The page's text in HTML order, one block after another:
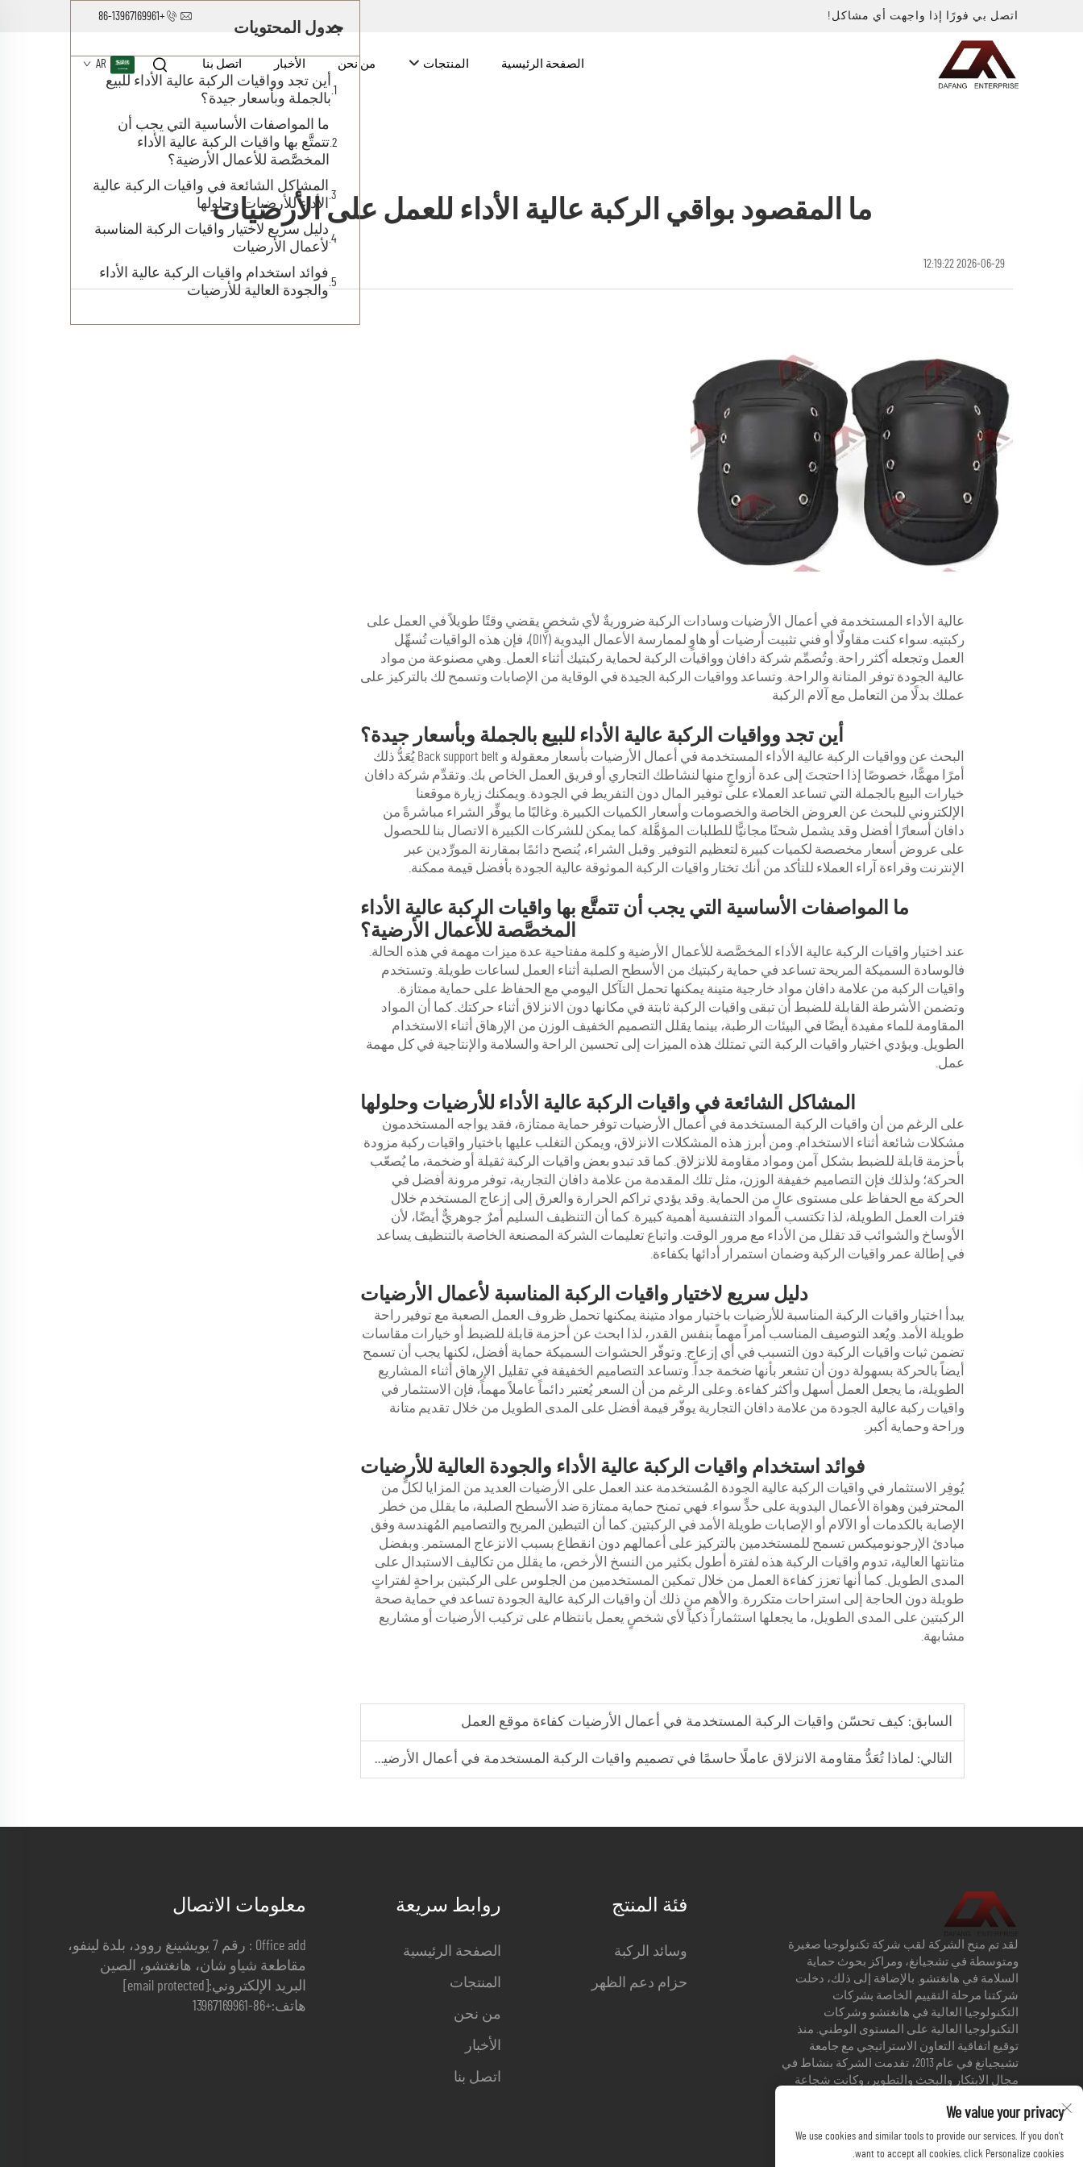
اتصل بي فورًا إذا واجهت أي مشاكل! +86-13967169961
الصفحة الرئيسية المنتجات من نحن الأخبار اتصل بنا AR
ما المقصود بواقي الركبة عالية الأداء للعمل على الأرضيات
2026-06-29 12:19:22
عالية الأداء المستخدمة في أعمال الأرضيات وسادات الركبة ضروريةٌ لأي شخصٍ يقضي وقتًا طويلاً في العمل على
ركبتيه. سواء كنت مقاولًا أو فني تثبيت أرضيات أو هاوٍ لممارسة الأعمال اليدوية (DIY)، فإن هذه الواقيات تُسهِّل
العمل وتجعله أكثر راحة. وتُصمِّم شركة دافان وواقيات الركبة لحماية ركبتيك أثناء العمل. وهي مصنوعة من مواد
عالية الجودة توفر المتانة والراحة. وتساعد وواقيات الركبة الجيدة في الوقاية من الإصابات وتسمح لك بالتركيز على
عملك بدلًا من التعامل مع آلام الركبة
أين تجد وواقيات الركبة عالية الأداء للبيع بالجملة وبأسعار جيدة؟
البحث عن وواقيات الركبة عالية الأداء المستخدمة في أعمال الأرضيات بأسعار معقولة و Back support belt يُعَدُّ ذلك
أمرًا مهمًّا، خصوصًا إذا احتجتَ إلى عدة أزواجٍ منها لنشاطك التجاري أو فريق العمل الخاص بك. وتقدِّم شركة دافان
خيارات البيع بالجملة التي تساعد العملاء على توفير المال دون التفريط في الجودة. ويمكنك زيارة موقعنا
الإلكتروني للبحث عن العروض الخاصة والخصومات وأسعار الكميات الكبيرة. وغالبًا ما يوفِّر الشراء مباشرةً من
دافان أسعارًا أفضل وقد يشمل شحنًا مجانيًّا للطلبات المؤهَّلة. كما يمكن للشركات الكبيرة الاتصال بنا للحصول
على عروض أسعار مخصصة لكميات كبيرة لتعظيم التوفير. وقبل الشراء، يُنصح دائمًا بمقارنة المورِّدين عبر
الإنترنت وقراءة آراء العملاء للتأكد من أنك تختار واقيات الركبة الموثوقة عالية الجودة بأفضل قيمة ممكنة.
ما المواصفات الأساسية التي يجب أن تتمتَّع بها واقيات الركبة عالية الأداء
المخصَّصة للأعمال الأرضية؟
عند اختيار واقيات الركبة عالية الأداء المخصَّصة للأعمال الأرضية و كلمة مفتاحية عدة ميزات مهمة في هذه الحالة.
فالوسادة السميكة المريحة تساعد في حماية ركبتيك من الأسطح الصلبة أثناء العمل لساعات طويلة. وتستخدم
واقيات الركبة من علامة دافان مواد خارجية متينة يمكنها تحمل التآكل اليومي مع الحفاظ على حماية ممتازة.
وتضمن الأشرطة القابلة للضبط أن تبقى واقيات الركبة ثابتة في مكانها دون الانزلاق أثناء حركتك. كما أن المواد
المقاومة للماء مفيدة أيضًا في البيئات الرطبة، بينما يقلل التصميم الخفيف الوزن من الإرهاق أثناء الاستخدام
الطويل. ويؤدي اختيار واقيات الركبة التي تمتلك هذه الميزات إلى تحسين الراحة والسلامة والإنتاجية في كل مهمة
عمل.
المشاكل الشائعة في واقيات الركبة عالية الأداء للأرضيات وحلولها
على الرغم من أن واقيات الركبة المستخدمة في أعمال الأرضيات توفر حماية ممتازة، فقد يواجه المستخدمون
مشكلات شائعة أثناء الاستخدام. ومن أبرز هذه المشكلات الانزلاق، ويمكن التغلب عليها باختيار واقيات ركبة مزودة
بأحزمة قابلة للضبط بشكل آمن ومواد مقاومة للانزلاق. كما قد تبدو بعض واقيات الركبة ثقيلة أو ضخمة، ما يُصعّب
الحركة؛ ولذلك فإن التصاميم خفيفة الوزن، مثل تلك المقدمة من علامة دافان التجارية، توفر مرونة أفضل في
الحركة مع الحفاظ على مستوى عالٍ من الحماية. وقد يؤدي تراكم الحرارة والعرق إلى إزعاج المستخدم خلال
فترات العمل الطويلة، لذا تكتسب المواد التنفسية أهمية كبيرة. كما أن التنظيف السليم أمرٌ جوهريٌّ أيضًا، لأن
الأوساخ والشوائب قد تقلل من الأداء مع مرور الوقت. واتباع تعليمات الشركة المصنعة الخاصة بالتنظيف يساعد
في إطالة عمر واقيات الركبة وضمان استمرار أدائها بكفاءة.
دليل سريع لاختيار واقيات الركبة المناسبة لأعمال الأرضيات
يبدأ اختيار واقيات الركبة المناسبة للأرضيات باختيار مواد متينة يمكنها تحمل ظروف العمل الصعبة مع توفير راحة
طويلة الأمد. ويُعد التوصيف المناسب أمراً مهماً بنفس القدر، لذا ابحث عن أحزمة قابلة للضبط أو خيارات مقاسات
تضمن ثبات واقيات الركبة دون التسبب في أي إزعاج. وتوفّر الحشوات السميكة حماية أفضل، لكنها يجب أن تسمح
أيضاً بالحركة بسهولة دون أن تشعر بأنها ضخمة جداً. وتساعد التصاميم الخفيفة في تقليل الإرهاق أثناء المشاريع
الطويلة، ما يجعل العمل أسهل وأكثر كفاءة. وعلى الرغم من أن السعر يُعتبر دائماً عاملاً مهماً، فإن الاستثمار في
واقيات ركبة عالية الجودة من علامة دافان التجارية يوفّر قيمة أفضل على المدى الطويل من خلال تقديم متانة
وراحة وحماية أكبر.
فوائد استخدام واقيات الركبة عالية الأداء والجودة العالية للأرضيات
يُوفِر الاستثمار في واقيات الركبة عالية الجودة المُستخدمة عند العمل على الأرضيات العديد من المزايا لكلٍّ من
المحترفين وهواة الأعمال اليدوية على حدٍّ سواء. فهي تمنح حماية ممتازة ضد الأسطح الصلبة، ما يقلل من خطر
الإصابة بالكدمات أو الآلام أو الإصابات طويلة الأمد في الركبتين. كما أن التبطين المريح والتصاميم المُهندسة وفق
مبادئ الإرجونوميكس تسمح للمستخدمين بالتركيز على أعمالهم دون انقطاع بسبب الانزعاج المستمر. وبفضل
متانتها العالية، تدوم واقيات الركبة هذه لفترة أطول بكثير من النسخ الأرخص، ما يقلل من تكاليف الاستبدال على
المدى الطويل. كما أنها تعزز كفاءة العمل من خلال تمكين المستخدمين من الجلوس على الركبتين براحةٍ لفتراتٍ
طويلة دون الحاجة إلى استراحات متكررة. والأهم من ذلك أن واقيات الركبة عالية الجودة تساعد في حماية صحة
الركبتين على المدى الطويل، ما يجعلها استثماراً ذكياً لأي شخصٍ يعمل بانتظام على تركيب الأرضيات أو مشاريع
مشابهة.
السابق: كيف تحسّن واقيات الركبة المستخدمة في أعمال الأرضيات كفاءة موقع العمل
التالي: لماذا تُعَدُّ مقاومة الانزلاق عاملًا حاسمًا في تصميم واقيات الركبة المستخدمة في أعمال الأرضيات؟
جدول المحتويات
أين تجد وواقيات الركبة عالية الأداء للبيع
بالجملة وبأسعار جيدة؟
ما المواصفات الأساسية التي يجب أن
تتمتَّع بها واقيات الركبة عالية الأداء
المخصَّصة للأعمال الأرضية؟
المشاكل الشائعة في واقيات الركبة عالية
الأداء للأرضيات وحلولها
دليل سريع لاختيار واقيات الركبة المناسبة
لأعمال الأرضيات
فوائد استخدام واقيات الركبة عالية الأداء
والجودة العالية للأرضيات
لقد تم منح الشركة لقب شركة تكنولوجيا صغيرة
ومتوسطة في تشجيانغ، ومراكز بحوث حماية
السلامة في هانغتشو. بالإضافة إلى ذلك، دخلت
شركتنا مرحلة التقييم الخاصة بشركات
التكنولوجيا العالية في هانغتشو وشركات
التكنولوجيا العالية على المستوى الوطني. منذ
توقيع اتفاقية التعاون الاستراتيجي مع جامعة
تشيجيانغ في عام 2013، تقدمت الشركة بنشاط في
مجال الابتكار والبحث والتطوير، وكانت شجاعة
على 3 براءات اختراع و17 براءة اختراع عملية.
فئة المنتج
وسائد الركبة
حزام دعم الظهر
روابط سريعة
الصفحة الرئيسية
المنتجات
من نحن
الأخبار
اتصل بنا
معلومات الاتصال
Office add : رقم 7 يويشينغ روود، بلدة لينفو،
مقاطعة شياو شان، هانغتشو، الصين
البريد الإلكتروني:
هاتف:+86-13967169961
We value your privacy
We use cookies and similar tools to provide our services. If you don't
want to accept all cookies, click Personalize cookies.